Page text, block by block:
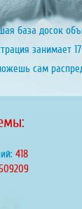
база досок
занимает
сам
460